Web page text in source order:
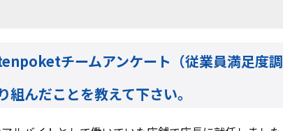
tenpoketチームアンケート（従業員満足度
組んだことを教えて下さい。